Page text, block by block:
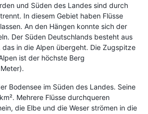
und Süden des Landes sind durch
In diesem Gebiet haben Flüsse
An den Hängen konnte sich der
Der Süden Deutschlands besteht aus
in die Alpen übergeht. Die Zugspitze
ist der höchste Berg
Bodensee im Süden des Landes. Seine
Mehrere Flüsse durchqueren
die Elbe und die Weser strömen in die